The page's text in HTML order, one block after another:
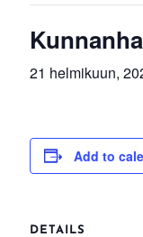
21 helmikuun,
Add to
DETAILS